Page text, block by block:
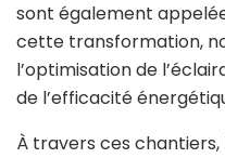
sont également
cette transformation,
l’optimisation de
de l’efficacité
À travers ces